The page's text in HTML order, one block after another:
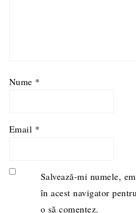
Nume *
Email *
Salvează-mi numele,
în acest navigator
o să comentez.